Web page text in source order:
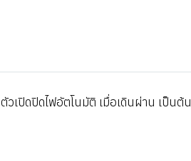
วเปิดปิดไฟอัตโนมัติ เมื่อเดินผ่าน เป็นต้น